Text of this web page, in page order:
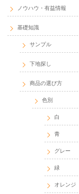
ノウハウ・有益情報
基礎知識
サンプル
下地探し
商品の選び方
色別
白
青
グレー
緑
オレンジ